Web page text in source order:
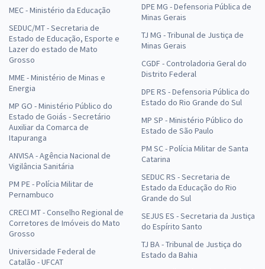
MEC - Ministério da Educação
SEDUC/MT - Secretaria de
Estado de Educação, Esporte e
Lazer do estado de Mato
Grosso
MME - Ministério de Minas e
Energia
MP GO - Ministério Público do
Estado de Goiás - Secretário
Auxiliar da Comarca de
Itapuranga
ANVISA - Agência Nacional de
Vigilância Sanitária
PM PE - Polícia Militar de
Pernambuco
CRECI MT - Conselho Regional de
Corretores de Imóveis do Mato
Grosso
Universidade Federal de
Catalão - UFCAT
DPE MG - Defensoria Pública de
Minas Gerais
TJ MG - Tribunal de Justiça de
Minas Gerais
CGDF - Controladoria Geral do
Distrito Federal
DPE RS - Defensoria Pública do
Estado do Rio Grande do Sul
MP SP - Ministério Público do
Estado de São Paulo
PM SC - Polícia Militar de Santa
Catarina
SEDUC RS - Secretaria de
Estado da Educação do Rio
Grande do Sul
SEJUS ES - Secretaria da Justiça
do Espírito Santo
TJ BA - Tribunal de Justiça do
Estado da Bahia